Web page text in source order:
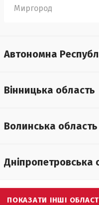
Миргород
Автономна
Вінницька область
Волинська область
Дніпропетровська
ПОКАЗАТИ ІНШІ